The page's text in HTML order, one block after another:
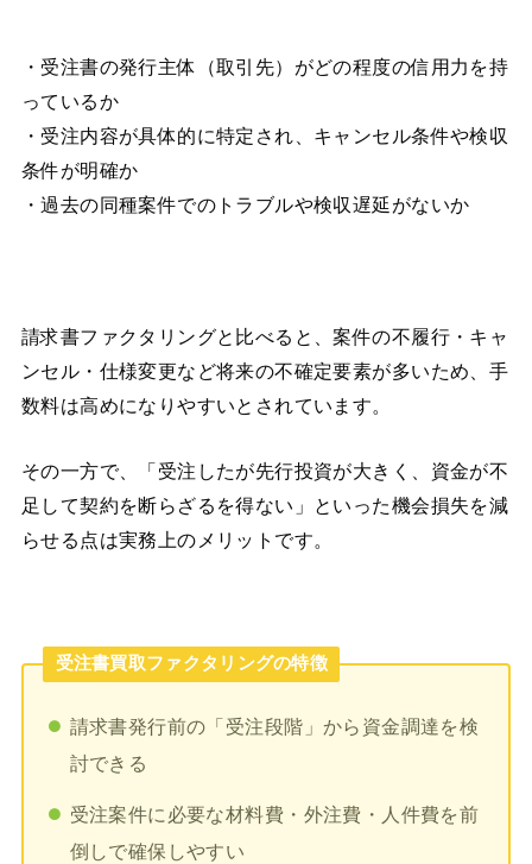
・受注書の発行主体（取引先）がどの程度の信用力を持
っているか
・受注内容が具体的に特定され、キャンセル条件や検収
条件が明確か
・過去の同種案件でのトラブルや検収遅延がないか
請求書ファクタリングと比べると、案件の不履行・キャ
ンセル・仕様変更など将来の不確定要素が多いため、手
数料は高めになりやすいとされています。
その一方で、「受注したが先行投資が大きく、資金が不
足して契約を断らざるを得ない」といった機会損失を減
らせる点は実務上のメリットです。
受注書買取ファクタリングの特徴
請求書発行前の「受注段階」から資金調達を検
討できる
受注案件に必要な材料費・外注費・人件費を前
倒しで確保しやすい